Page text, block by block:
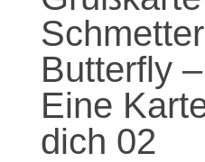
Butterfly
Eine
dich 02